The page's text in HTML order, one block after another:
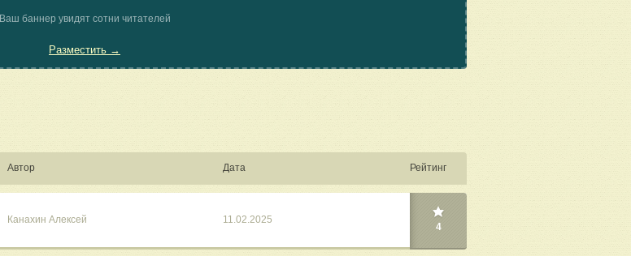
Ваш баннер увидят сотни читателей
Разместить →
Автор Дата Рейтинг
Канахин Алексей 11.02.2025
4